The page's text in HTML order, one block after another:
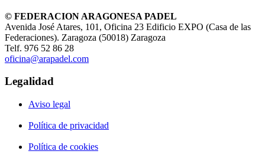
© FEDERACION ARAGONESA PADEL
Avenida José Atares, 101, Oficina 23 Edificio EXPO (Casa de las
Federaciones). Zaragoza (50018) Zaragoza
Telf. 976 52 86 28
oficina@arapadel.com
Legalidad
Aviso legal
Política de privacidad
Política de cookies